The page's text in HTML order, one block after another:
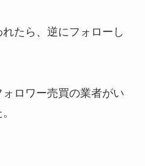
たら、逆にフォローし
ロワー売買の業者がい